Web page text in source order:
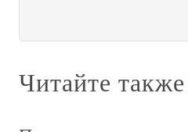
Читайте также